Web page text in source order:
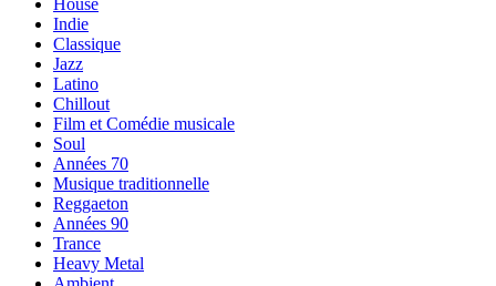
Indie
Classique
Jazz
Latino
Chillout
Film et Comédie musicale
Soul
Années 70
Musique traditionnelle
Reggaeton
Années 90
Trance
Heavy Metal